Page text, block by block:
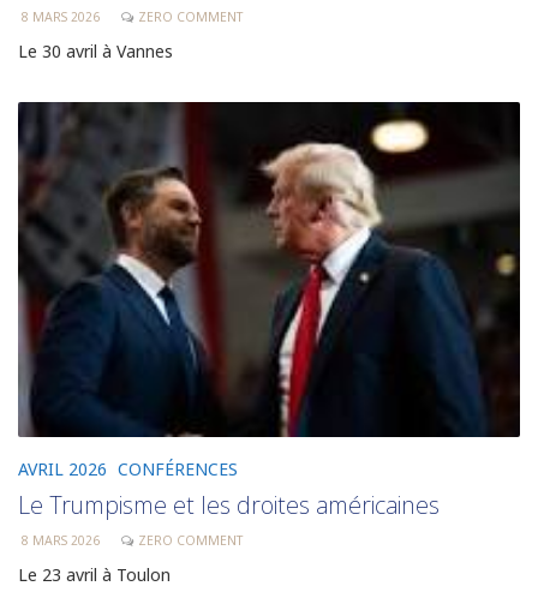
8 MARS 2026 ZERO COMMENT
Le 30 avril à Vannes
AVRIL 2026 CONFÉRENCES
Le Trumpisme et les droites américaines
8 MARS 2026 ZERO COMMENT
Le 23 avril à Toulon